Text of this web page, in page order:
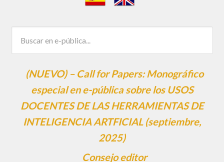
(NUEVO) – Call for Papers: Monográfico
especial en e-pública sobre los USOS
DOCENTES DE LAS HERRAMIENTAS DE
INTELIGENCIA ARTFICIAL (septiembre,
2025)
Consejo editor